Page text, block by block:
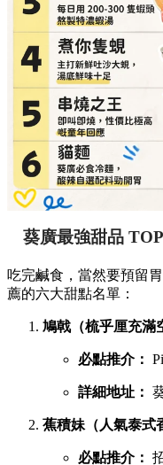
葵廣最強甜品
吃完鹹食，當然要預留
薦的六大甜點名單：
鳩戟（梳乎厘充滿
必點推介：
詳細地址：
蕉積妹（人氣泰式
必點推介：